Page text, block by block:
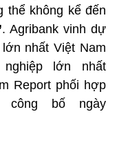
thể không kể đến
. Agribank vinh dự
nhất Việt Nam
lớn nhất
Report phối hợp
công bố ngày